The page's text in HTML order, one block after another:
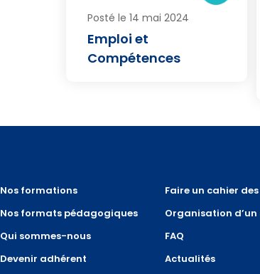
Posté le 14 mai 2024
Emploi et
Compétences
Nos formations
Nos formats pédagogiques
Qui sommes-nous
Devenir adhérent
Faire un cahier
Organisation
FAQ
Actualités